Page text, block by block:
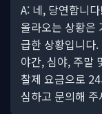
A: 네, 당연합니
올라오는 상황은
급한 상황입니다
야간, 심야, 주말
찰제 요금으로
심하고 문의해 주